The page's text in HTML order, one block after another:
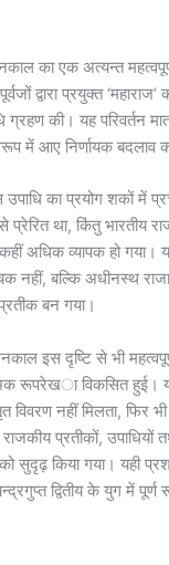
का एक अत्यन्त
द्वारा प्रयुक्त
ग्रहण की। यह परिवर्तन
में आए निर्णायक बदलाव
उपाधि का प्रयोग शकों में
प्रेरित था, किंतु भारतीय
कहीं अधिक व्यापक हो
नहीं, बल्कि अधीनस्थ
बन गया।
इस दृष्टि से भी
रूपरेखा विकसित हुई।
विवरण नहीं मिलता, फिर
प्रतीकों, उपाधियों
को सुदृढ़ किया गया। यही
द्वितीय के युग में